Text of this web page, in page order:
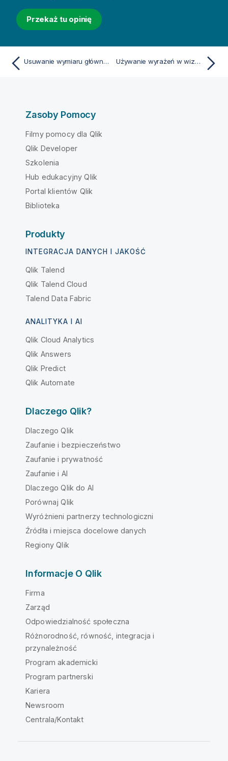
Przekaż tu opinię
Usuwanie wymiaru głównego lub miary głównej Używanie wyrażeń w wizualizacjach
Zasoby Pomocy
Filmy pomocy dla Qlik
Qlik Developer
Szkolenia
Hub edukacyjny Qlik
Portal klientów Qlik
Biblioteka
Produkty
INTEGRACJA DANYCH I JAKOŚĆ
Qlik Talend
Qlik Talend Cloud
Talend Data Fabric
ANALITYKA I AI
Qlik Cloud Analytics
Qlik Answers
Qlik Predict
Qlik Automate
Dlaczego Qlik?
Dlaczego Qlik
Zaufanie i bezpieczeństwo
Zaufanie i prywatność
Zaufanie i AI
Dlaczego Qlik do AI
Porównaj Qlik
Wyróżnieni partnerzy technologiczni
Źródła i miejsca docelowe danych
Regiony Qlik
Informacje O Qlik
Firma
Zarząd
Odpowiedzialność społeczna
Różnorodność, równość, integracja i
przynależność
Program akademicki
Program partnerski
Kariera
Newsroom
Centrala/Kontakt